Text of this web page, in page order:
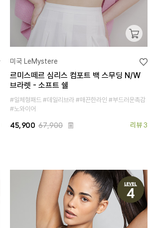
미국 LeMystere
르미스떼르 심리스 컴포트 백 스무딩 N/W
브라렛 - 소프트 쉘
#일체형패드 #데일리브라 #매끈한라인 #부드러운촉감
#노와이어
45,900 67,900 리뷰 3